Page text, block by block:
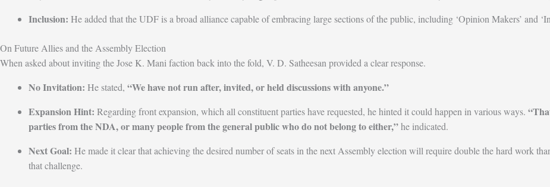
Inclusion: He added that the UDF is a broad alliance capable of embracing large sections of the public, including ‘Opinion Makers’ and
On Future Allies and the Assembly Election
When asked about inviting the Jose K. Mani faction back into the fold, V. D. Satheesan provided a clear response.
No Invitation: He stated, “We have not run after, invited, or held discussions with anyone.”
Expansion Hint: Regarding front expansion, which all constituent parties have requested, he hinted it could happen in various ways.
parties from the NDA, or many people from the general public who do not belong to either,”he indicated.
Next Goal: He made it clear that achieving the desired number of seats in the next Assembly election will require double the hard work
that challenge.